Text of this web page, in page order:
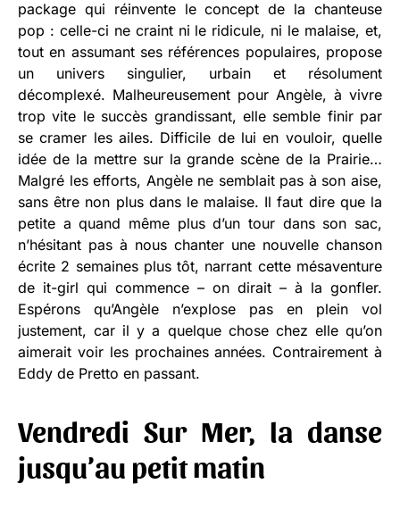
package qui réinvente le concept de la chanteuse
pop : celle-ci ne craint ni le ridicule, ni le malaise, et,
tout en assumant ses références populaires, propose
un univers singulier, urbain et résolument
décomplexé. Malheureusement pour Angèle, à vivre
trop vite le succès grandissant, elle semble finir par
se cramer les ailes. Difficile de lui en vouloir, quelle
idée de la mettre sur la grande scène de la Prairie…
Malgré les efforts, Angèle ne semblait pas à son aise,
sans être non plus dans le malaise. Il faut dire que la
petite a quand même plus d’un tour dans son sac,
n’hésitant pas à nous chanter une nouvelle chanson
écrite 2 semaines plus tôt, narrant cette mésaventure
de it-girl qui commence – on dirait – à la gonfler.
Espérons qu’Angèle n’explose pas en plein vol
justement, car il y a quelque chose chez elle qu’on
aimerait voir les prochaines années. Contrairement à
Eddy de Pretto en passant.
Vendredi Sur Mer, la danse
jusqu’au petit matin